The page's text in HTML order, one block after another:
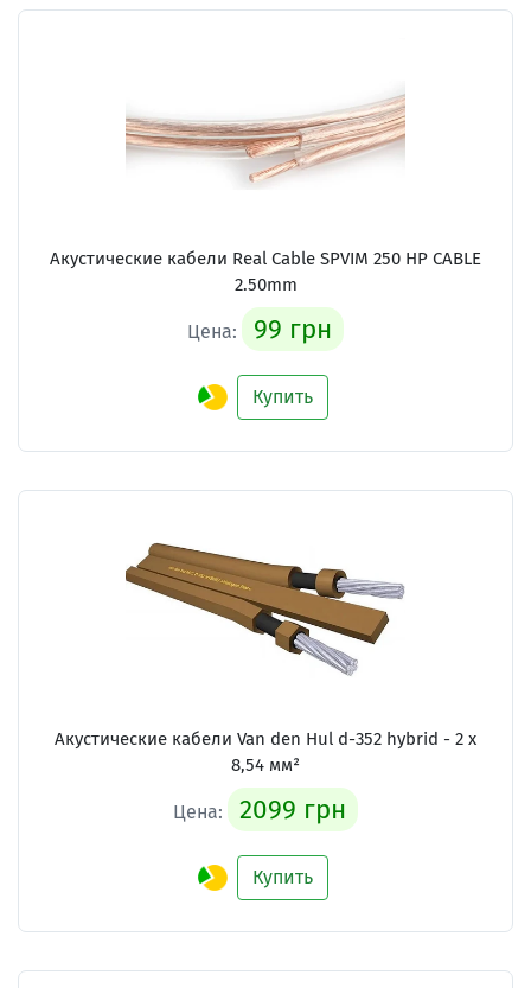
Акустические кабели Real Cable SPVIM 250 HP CABLE
2.50mm
Цена: 99 грн
Купить
Акустические кабели Van den Hul d-352 hybrid - 2 x
8,54 мм²
Цена: 2099 грн
Купить